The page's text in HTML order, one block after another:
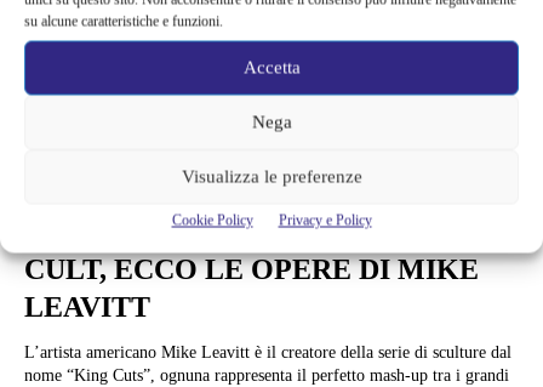
su alcune caratteristiche e funzioni.
Accetta
Nega
Visualizza le preferenze
Cookie Policy Privacy e Policy
I GRANDI REGISTI SI
TRASFORMANO NEI LORO FILM
CULT, ECCO LE OPERE DI MIKE
LEAVITT
L’artista americano Mike Leavitt è il creatore della serie di sculture dal
nome “King Cuts”, ognuna rappresenta il perfetto mash-up tra i grandi